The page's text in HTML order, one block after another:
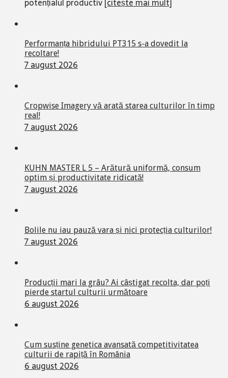
Performanța hibridului PT315 s-a dovedit la
recoltare!
7 august 2026
Cropwise Imagery vă arată starea culturilor în timp
real!
7 august 2026
KUHN MASTER L 5 – Arătură uniformă, consum
optim și productivitate ridicată!
7 august 2026
Bolile nu iau pauză vara și nici protecția culturilor!
7 august 2026
Producții mari la grâu? Ai câștigat recolta, dar poți
pierde startul culturii următoare
6 august 2026
Cum susține genetica avansată competitivitatea
culturii de rapiță în România
6 august 2026